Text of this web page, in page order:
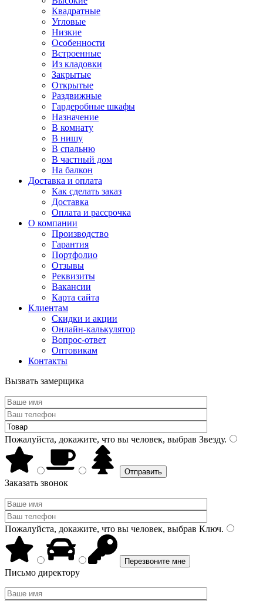
Квадратные
Угловые
Низкие
Особенности
Встроенные
Из кладовки
Закрытые
Открытые
Раздвижные
Гардеробные шкафы
Назначение
В комнату
В нишу
В спальню
В частный дом
На балкон
Доставка и оплата
Как сделать заказ
Доставка
Оплата и рассрочка
О компании
Производство
Гарантия
Портфолио
Отзывы
Реквизиты
Вакансии
Карта сайта
Клиентам
Скидки и акции
Онлайн-калькулятор
Вопрос-ответ
Оптовикам
Контакты
Вызвать замерщика
Пожалуйста, докажите, что вы человек, выбрав Звезду.
Заказать звонок
Пожалуйста, докажите, что вы человек, выбрав Ключ.
Письмо директору